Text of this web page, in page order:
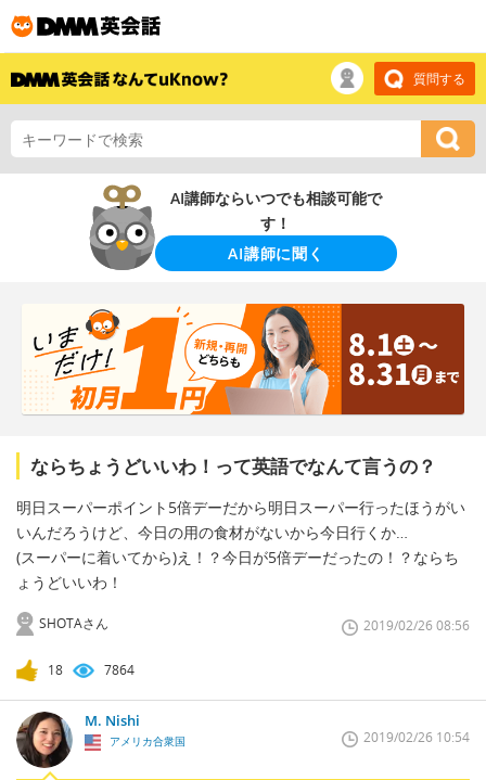
質問する
AI講師ならいつでも相談可能で
す！
AI講師に聞く
ならちょうどいいわ！って英語でなんて言うの？
明日スーパーポイント5倍デーだから明日スーパー行ったほうがい
いんだろうけど、今日の用の食材がないから今日行くか…
(スーパーに着いてから)え！？今日が5倍デーだったの！？ならち
ょうどいいわ！
SHOTAさん 2019/02/26 08:56
18 7864
M. Nishi
アメリカ合衆国 2019/02/26 10:54